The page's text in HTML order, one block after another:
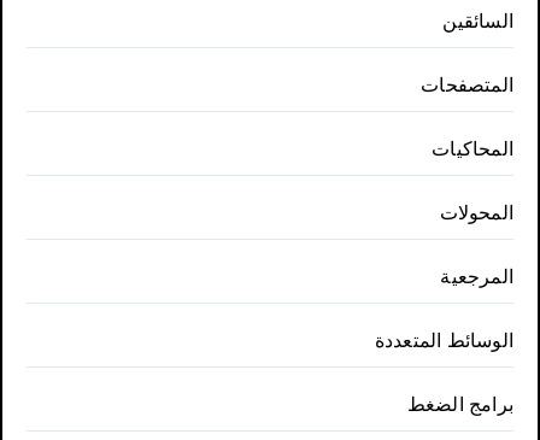
السائقين
المتصفحات
المحاكيات
المحولات
المرجعية
الوسائط المتعددة
برامج الضغط